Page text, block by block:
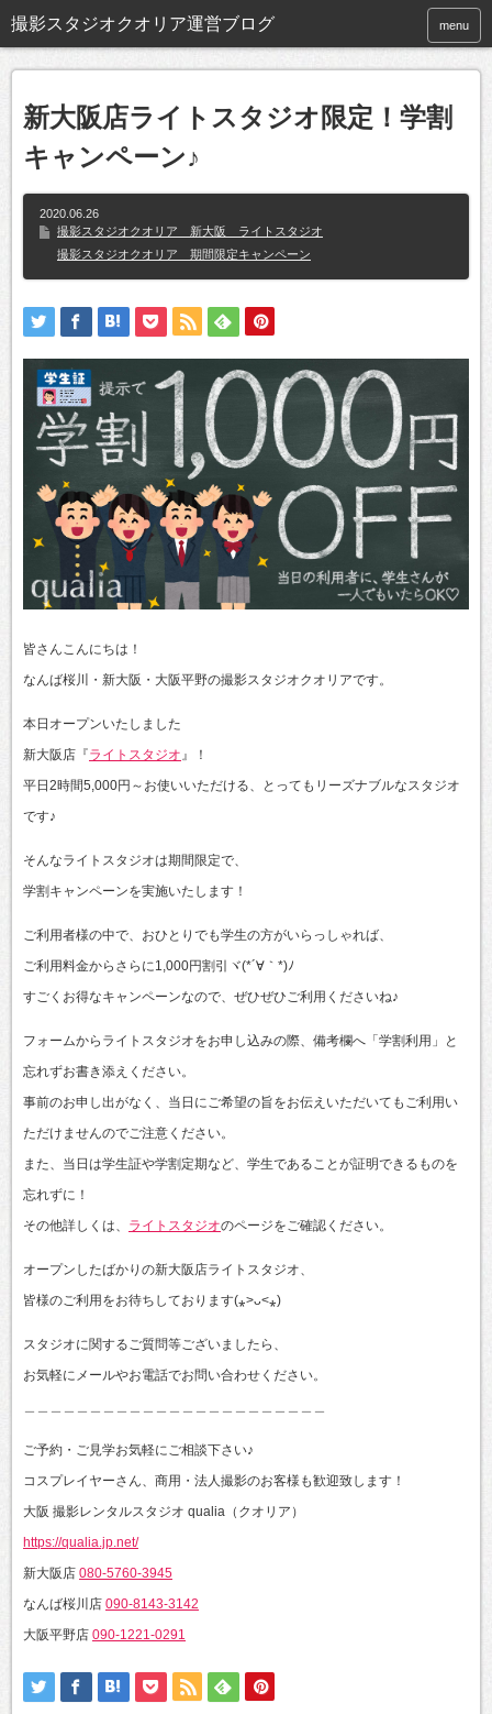
撮影スタジオクオリア運営ブログ menu
新大阪店ライトスタジオ限定！学割
キャンペーン♪
2020.06.26
撮影スタジオクオリア 新大阪 ライトスタジオ
撮影スタジオクオリア 期間限定キャンペーン
皆さんこんにちは！
なんば桜川・新大阪・大阪平野の撮影スタジオクオリアです。
本日オープンいたしました
新大阪店『ライトスタジオ』！
平日2時間5,000円～お使いいただける、とってもリーズナブルなスタジオ
です♪
そんなライトスタジオは期間限定で、
学割キャンペーンを実施いたします！
ご利用者様の中で、おひとりでも学生の方がいらっしゃれば、
ご利用料金からさらに1,000円割引ヾ(*´∀｀*)ﾉ
すごくお得なキャンペーンなので、ぜひぜひご利用くださいね♪
フォームからライトスタジオをお申し込みの際、備考欄へ「学割利用」と
忘れずお書き添えください。
事前のお申し出がなく、当日にご希望の旨をお伝えいただいてもご利用い
ただけませんのでご注意ください。
また、当日は学生証や学割定期など、学生であることが証明できるものを
忘れずに！
その他詳しくは、 ライトスタジオのページをご確認ください。
オープンしたばかりの新大阪店ライトスタジオ、
皆様のご利用をお待ちしております(⁎˃ᴗ˂⁎)
スタジオに関するご質問等ございましたら、
お気軽にメールやお電話でお問い合わせください。
ご予約・ご見学お気軽にご相談下さい♪
コスプレイヤーさん、商用・法人撮影のお客様も歓迎致します！
大阪 撮影レンタルスタジオ qualia（クオリア）
https://qualia.jp.net/
新大阪店 080-5760-3945
なんば桜川店 090-8143-3142
大阪平野店 090-1221-0291